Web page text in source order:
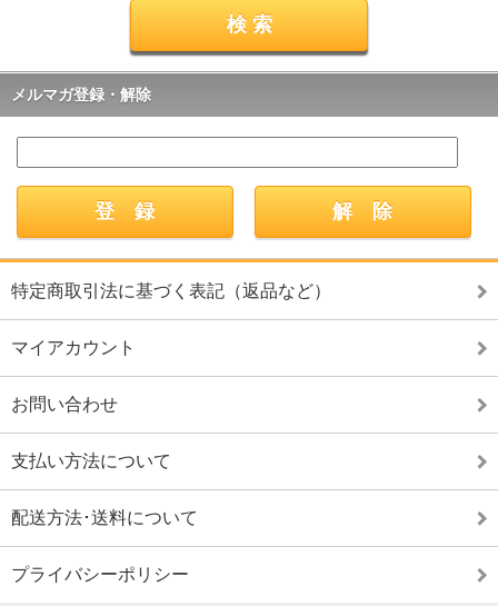
メルマガ登録・解除
特定商取引法に基づく表記（返品など）
マイアカウント
お問い合わせ
支払い方法について
配送方法･送料について
プライバシーポリシー